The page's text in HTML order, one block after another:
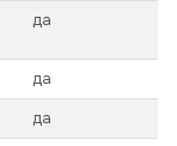
да
да
да